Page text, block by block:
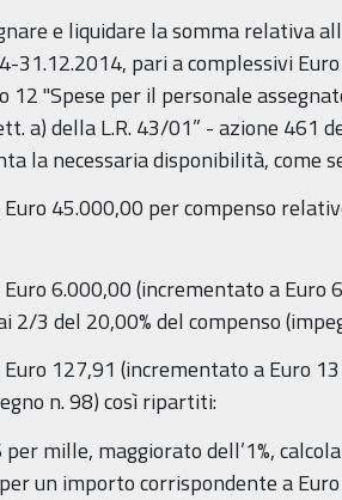
e liquidare la somma relativa
31.12.2014, pari a complessivi
12 "Spese per il personale
a) della L.R. 43/01” - azione 461
la necessaria disponibilità, come
45.000,00 per compenso
6.000,00 (incrementato a Euro
2/3 del 20,00% del compenso
127,91 (incrementato a Euro
n. 98) così ripartiti:
mille, maggiorato dell’1%,
un importo corrispondente a